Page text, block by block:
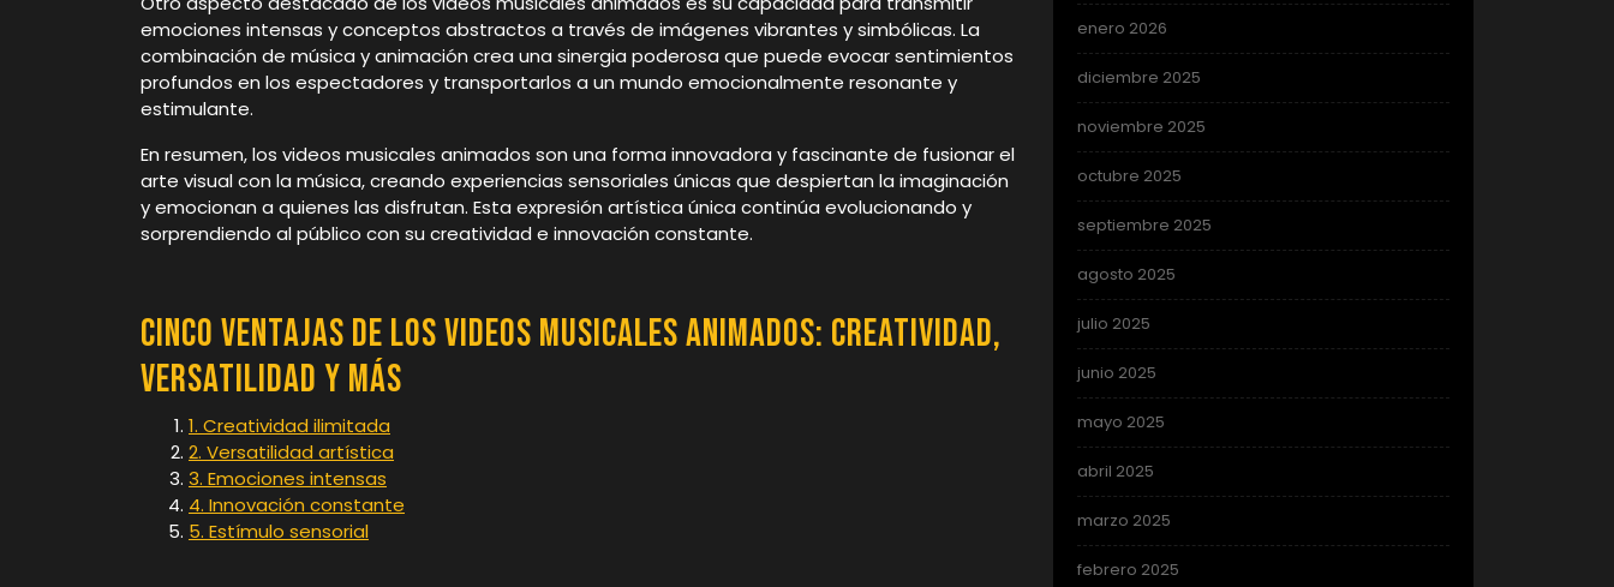
emociones intensas y conceptos abstractos a través de imágenes vibrantes y simbólicas. La
combinación de música y animación crea una sinergia poderosa que puede evocar sentimientos
profundos en los espectadores y transportarlos a un mundo emocionalmente resonante y
estimulante.
En resumen, los videos musicales animados son una forma innovadora y fascinante de fusionar el
arte visual con la música, creando experiencias sensoriales únicas que despiertan la imaginación
y emocionan a quienes las disfrutan. Esta expresión artística única continúa evolucionando y
sorprendiendo al público con su creatividad e innovación constante.
Cinco Ventajas de los Videos Musicales Animados: Creatividad,
Versatilidad y Más
1. Creatividad ilimitada
2. Versatilidad artística
3. Emociones intensas
4. Innovación constante
5. Estímulo sensorial
enero 2026
diciembre 2025
noviembre 2025
octubre 2025
septiembre 2025
agosto 2025
julio 2025
junio 2025
mayo 2025
abril 2025
marzo 2025
febrero 2025